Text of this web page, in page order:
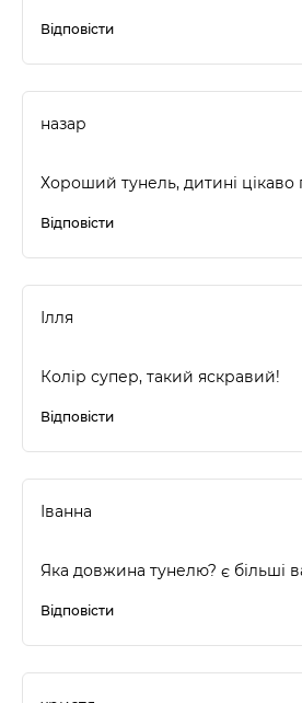
Відповісти
назар
Хороший тунель, дитині цікаво
Відповісти
Ілля
Колір супер, такий яскравий!
Відповісти
Іванна
Яка довжина тунелю? є більші
Відповісти